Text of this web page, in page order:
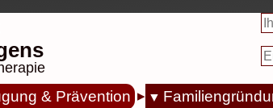
& Prävention